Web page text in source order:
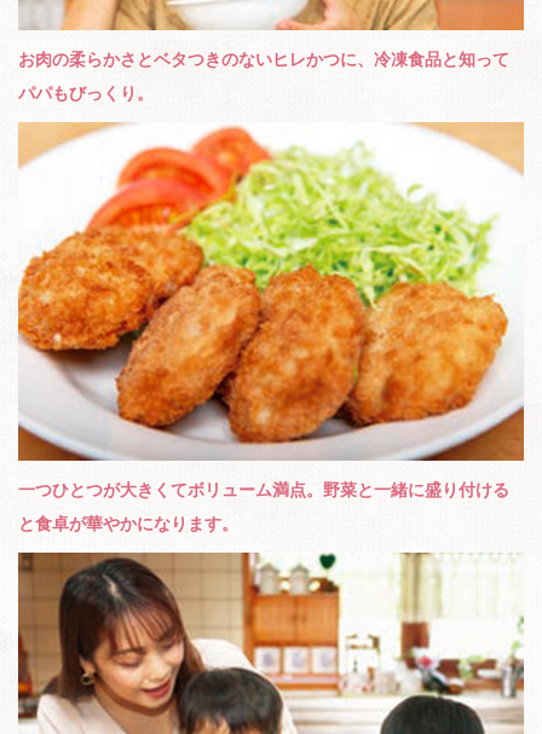
お肉の柔らかさとベタつきのないヒレかつに、冷凍食品と知って
パパもびっくり。
一つひとつが大きくてボリューム満点。野菜と一緒に盛り付ける
と食卓が華やかになります。